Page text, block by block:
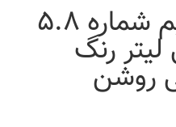
رنگ مو اسکالیم شماره 5.8
لیتر رنگ
روشن